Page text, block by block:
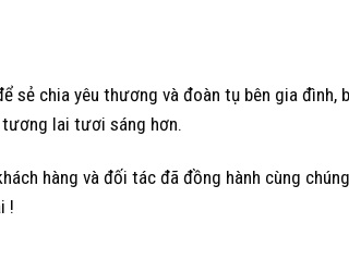
sẻ chia yêu thương và đoàn tụ bên gia đình,
tương lai tươi sáng hơn.
hàng và đối tác đã đồng hành cùng
!